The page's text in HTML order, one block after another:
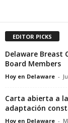
EDITOR PICKS
Delaware Breast
Board Members
Hoy en Delaware -
Carta abierta a
adaptación
Hoy en Delaware -